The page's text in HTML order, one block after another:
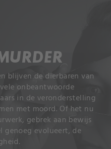
blijven de dierbaren van
onbeantwoorde
in de veronderstelling
met moord. Of het nu
gebrek aan bewijs
genoeg evolueert, de